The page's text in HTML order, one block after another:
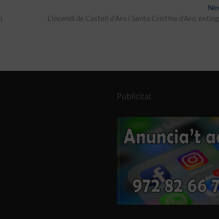
L’incendi de Castell d’Aro i Santa Cristina d’Aro,
Publicitat